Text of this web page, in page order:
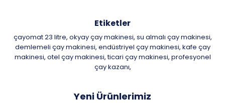
Etiketler
çayomat 23 litre, okyay çay makinesi, su almalı çay makinesi,
demlemeli çay makinesi, endüstriyel çay makinesi, kafe çay
makinesi, otel çay makinesi, ticari çay makinesi, profesyonel
çay kazanı,
Yeni Ürünlerimiz